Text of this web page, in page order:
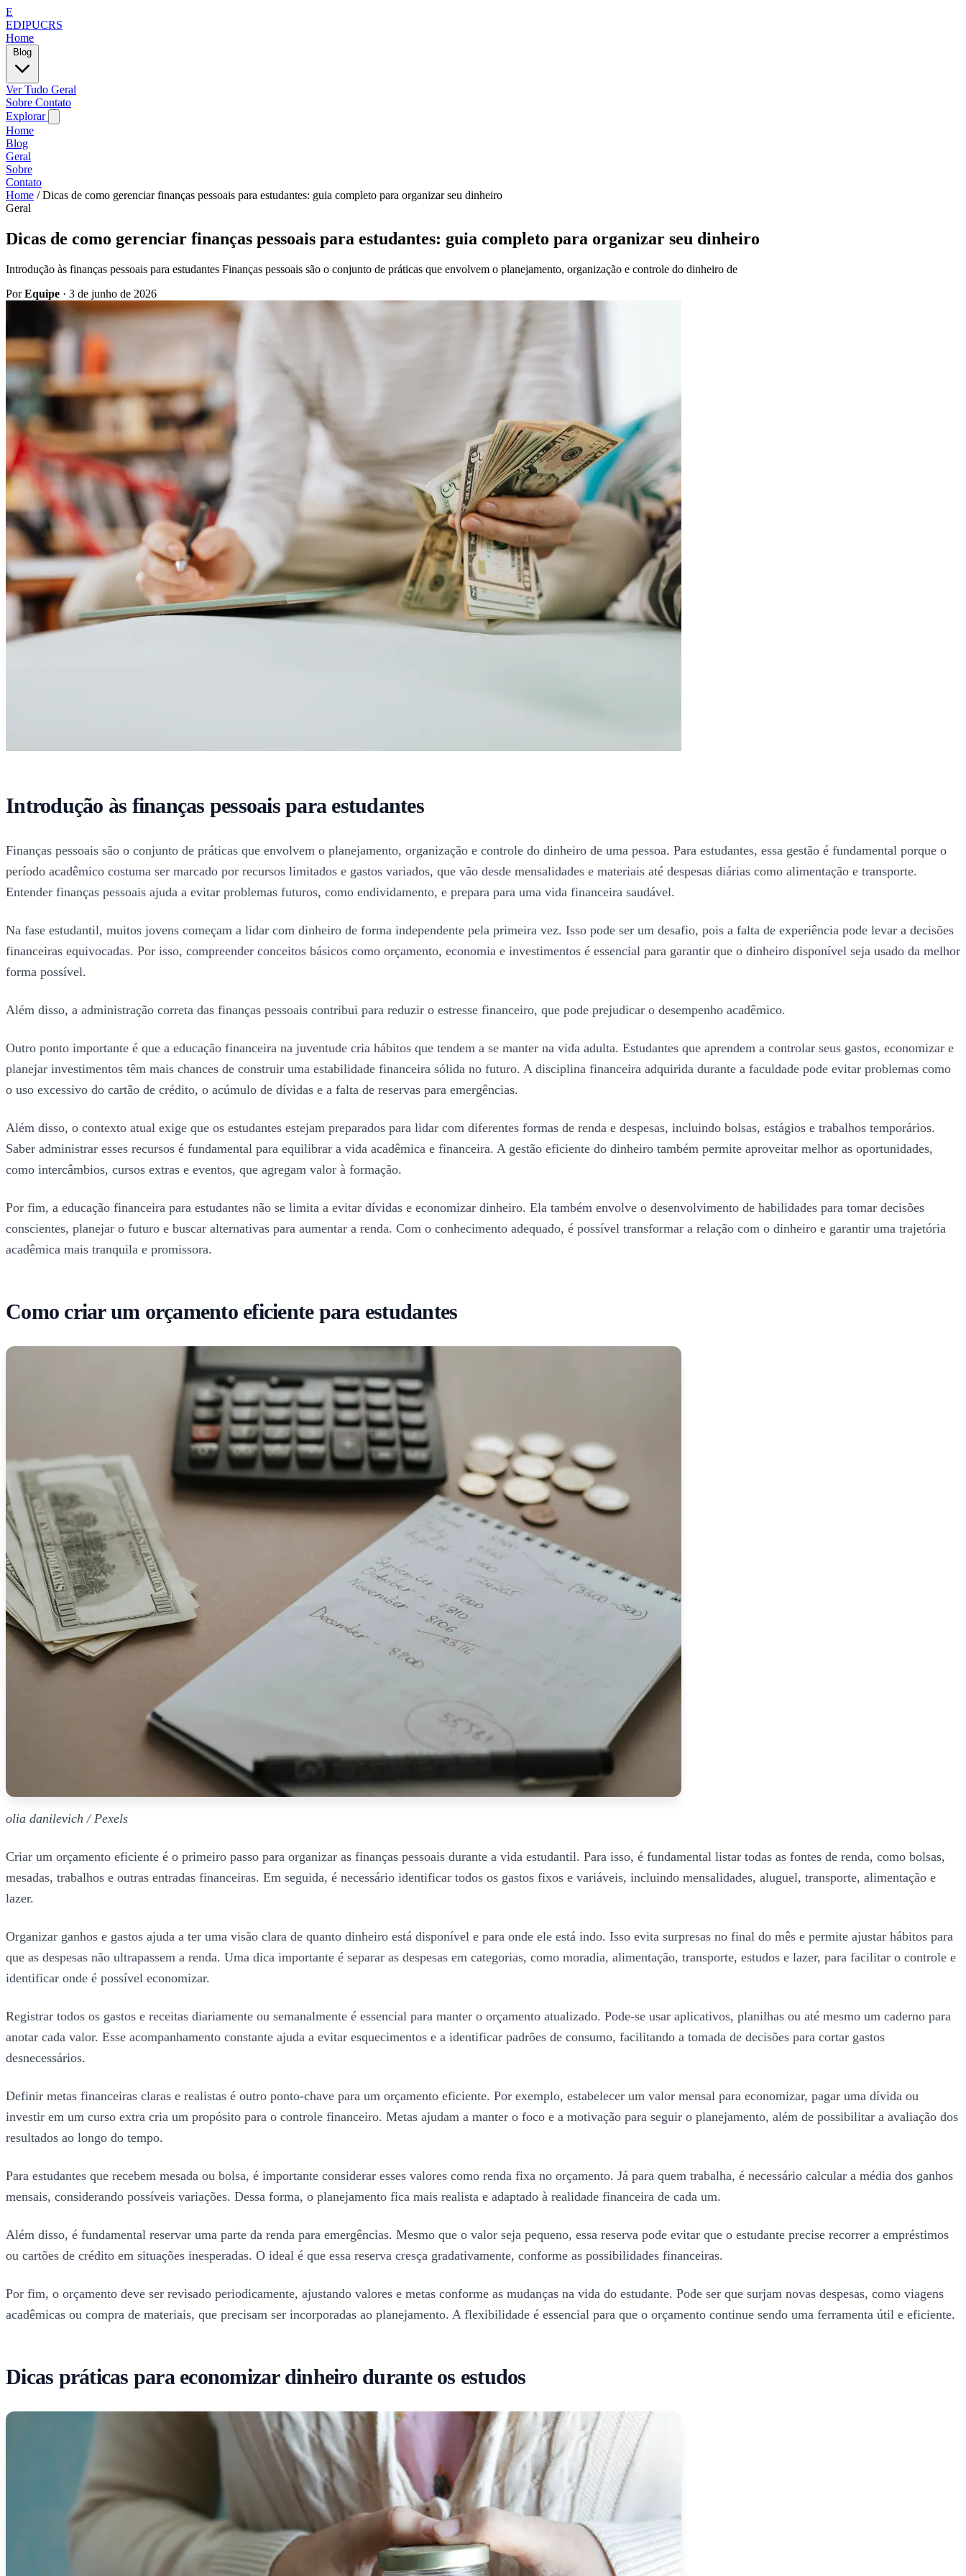
E
EDIPUCRS
Home
Ver Tudo Geral
Sobre Contato
Explorar
Home
Blog
Geral
Sobre
Contato
Home / Dicas de como gerenciar finanças pessoais para estudantes: guia completo para organizar seu dinheiro
Geral
Dicas de como gerenciar finanças pessoais para estudantes: guia completo para organizar seu dinheiro
Introdução às finanças pessoais para estudantes Finanças pessoais são o conjunto de práticas que envolvem o planejamento, organização e controle do dinheiro de
PorEquipe · 3 de junho de 2026
Introdução às finanças pessoais para estudantes
Finanças pessoais são o conjunto de práticas que envolvem o planejamento, organização e controle do dinheiro de uma pessoa. Para estudantes, essa gestão é fundamental porque o
período acadêmico costuma ser marcado por recursos limitados e gastos variados, que vão desde mensalidades e materiais até despesas diárias como alimentação e transporte.
Entender finanças pessoais ajuda a evitar problemas futuros, como endividamento, e prepara para uma vida financeira saudável.
Na fase estudantil, muitos jovens começam a lidar com dinheiro de forma independente pela primeira vez. Isso pode ser um desafio, pois a falta de experiência pode levar a decisões
financeiras equivocadas. Por isso, compreender conceitos básicos como orçamento, economia e investimentos é essencial para garantir que o dinheiro disponível seja usado da melhor
forma possível.
Além disso, a administração correta das finanças pessoais contribui para reduzir o estresse financeiro, que pode prejudicar o desempenho acadêmico.
Outro ponto importante é que a educação financeira na juventude cria hábitos que tendem a se manter na vida adulta. Estudantes que aprendem a controlar seus gastos, economizar e
planejar investimentos têm mais chances de construir uma estabilidade financeira sólida no futuro. A disciplina financeira adquirida durante a faculdade pode evitar problemas como
o uso excessivo do cartão de crédito, o acúmulo de dívidas e a falta de reservas para emergências.
Além disso, o contexto atual exige que os estudantes estejam preparados para lidar com diferentes formas de renda e despesas, incluindo bolsas, estágios e trabalhos temporários.
Saber administrar esses recursos é fundamental para equilibrar a vida acadêmica e financeira. A gestão eficiente do dinheiro também permite aproveitar melhor as oportunidades,
como intercâmbios, cursos extras e eventos, que agregam valor à formação.
Por fim, a educação financeira para estudantes não se limita a evitar dívidas e economizar dinheiro. Ela também envolve o desenvolvimento de habilidades para tomar decisões
conscientes, planejar o futuro e buscar alternativas para aumentar a renda. Com o conhecimento adequado, é possível transformar a relação com o dinheiro e garantir uma trajetória
acadêmica mais tranquila e promissora.
Como criar um orçamento eficiente para estudantes
olia danilevich / Pexels
Criar um orçamento eficiente é o primeiro passo para organizar as finanças pessoais durante a vida estudantil. Para isso, é fundamental listar todas as fontes de renda, como bolsas,
mesadas, trabalhos e outras entradas financeiras. Em seguida, é necessário identificar todos os gastos fixos e variáveis, incluindo mensalidades, aluguel, transporte, alimentação e
lazer.
Organizar ganhos e gastos ajuda a ter uma visão clara de quanto dinheiro está disponível e para onde ele está indo. Isso evita surpresas no final do mês e permite ajustar hábitos para
que as despesas não ultrapassem a renda. Uma dica importante é separar as despesas em categorias, como moradia, alimentação, transporte, estudos e lazer, para facilitar o controle e
identificar onde é possível economizar.
Registrar todos os gastos e receitas diariamente ou semanalmente é essencial para manter o orçamento atualizado. Pode-se usar aplicativos, planilhas ou até mesmo um caderno para
anotar cada valor. Esse acompanhamento constante ajuda a evitar esquecimentos e a identificar padrões de consumo, facilitando a tomada de decisões para cortar gastos
desnecessários.
Definir metas financeiras claras e realistas é outro ponto-chave para um orçamento eficiente. Por exemplo, estabelecer um valor mensal para economizar, pagar uma dívida ou
investir em um curso extra cria um propósito para o controle financeiro. Metas ajudam a manter o foco e a motivação para seguir o planejamento, além de possibilitar a avaliação dos
resultados ao longo do tempo.
Para estudantes que recebem mesada ou bolsa, é importante considerar esses valores como renda fixa no orçamento. Já para quem trabalha, é necessário calcular a média dos ganhos
mensais, considerando possíveis variações. Dessa forma, o planejamento fica mais realista e adaptado à realidade financeira de cada um.
Além disso, é fundamental reservar uma parte da renda para emergências. Mesmo que o valor seja pequeno, essa reserva pode evitar que o estudante precise recorrer a empréstimos
ou cartões de crédito em situações inesperadas. O ideal é que essa reserva cresça gradativamente, conforme as possibilidades financeiras.
Por fim, o orçamento deve ser revisado periodicamente, ajustando valores e metas conforme as mudanças na vida do estudante. Pode ser que surjam novas despesas, como viagens
acadêmicas ou compra de materiais, que precisam ser incorporadas ao planejamento. A flexibilidade é essencial para que o orçamento continue sendo uma ferramenta útil e eficiente.
Dicas práticas para economizar dinheiro durante os estudos